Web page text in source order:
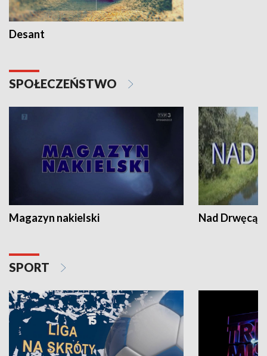
Desant
SPOŁECZEŃSTWO
Magazyn nakielski Nad Drwęcą
SPORT